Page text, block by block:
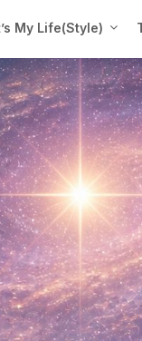
My Life(Style)